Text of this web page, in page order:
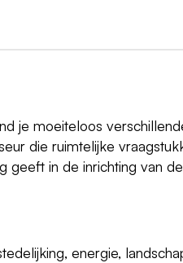
je moeiteloos
die ruimtelijke
geeft in de inrichting van de
energie,